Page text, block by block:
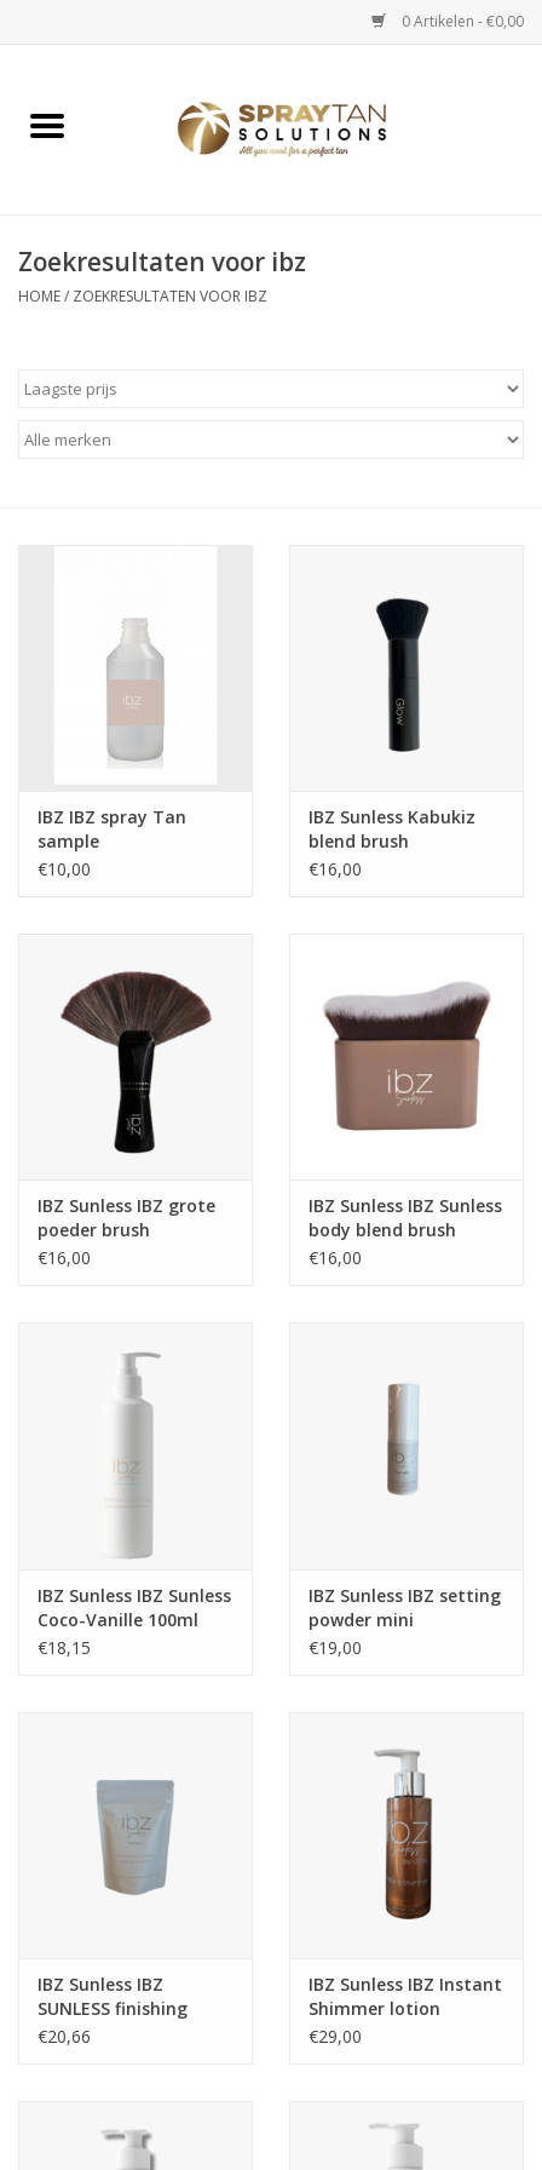
0 Artikelen - €0,00
Home
Spray Tan Starterspakketten
Selftan producten
Ventilatoren / Afzuiging
Promotie materiaal
Vraag hier om een vrijblijvend
Suntana
Cadeaubonnen
Zoekresultaten voor ibz
HOME/ ZOEKRESULTATEN VOOR IBZ
IBZ IBZ spray Tan
sample
€10,00
IBZ Sunless Kabukiz
blend brush
€16,00
IBZ Sunless IBZ grote
poeder brush
€16,00
IBZ Sunless IBZ Sunless
body blend brush
€16,00
IBZ Sunless IBZ Sunless
Coco-Vanille 100ml
Tansafe Body Lotion
€18,15
IBZ Sunless IBZ setting
powder mini
€19,00
IBZ Sunless IBZ
SUNLESS finishing
poeder kleine
€20,66
IBZ Sunless IBZ Instant
Shimmer lotion
€29,00